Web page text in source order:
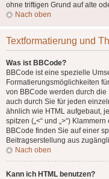
ohne triftigen Grund auf alte
Nach oben
Textformatierung und
Was ist BBCode?
BBCode ist eine spezielle
Formatierungsmöglichkeiten
von BBCode werden durch
auch durch Sie für jeden
ähnlich wie HTML aufgebaut,
spitzen („<“ und „>“)
BBCode finden Sie auf einer
Beitragserstellung aus
Nach oben
Kann ich HTML benutzen?